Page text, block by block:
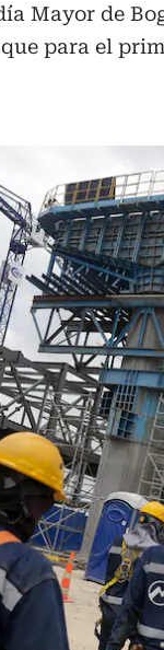
Mayor de
para el